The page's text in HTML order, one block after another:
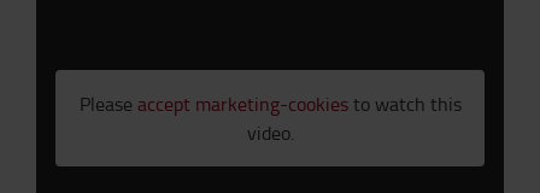
Please accept marketing-cookiesto watch this
video.